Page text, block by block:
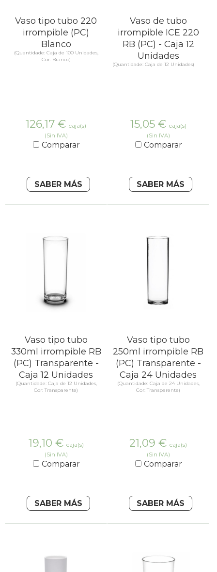
Vaso tipo tubo 220
irrompible (PC)
Blanco
(Quantidade: Caja de 100 Unidades,
Cor: Branco)
126,17 € caja(s)
(Sin IVA)
Comparar
SABER MÁS
Vaso de tubo
irrompible ICE 220
RB (PC) - Caja 12
Unidades
(Quantidade: Caja de 12 Unidades)
15,05 € caja(s)
(Sin IVA)
Comparar
SABER MÁS
Vaso tipo tubo
330ml irrompible RB
(PC) Transparente -
Caja 12 Unidades
(Quantidade: Caja de 12 Unidades,
Cor: Transparente)
19,10 € caja(s)
(Sin IVA)
Comparar
SABER MÁS
Vaso tipo tubo
250ml irrompible RB
(PC) Transparente -
Caja 24 Unidades
(Quantidade: Caja de 24 Unidades,
Cor: Transparente)
21,09 € caja(s)
(Sin IVA)
Comparar
SABER MÁS